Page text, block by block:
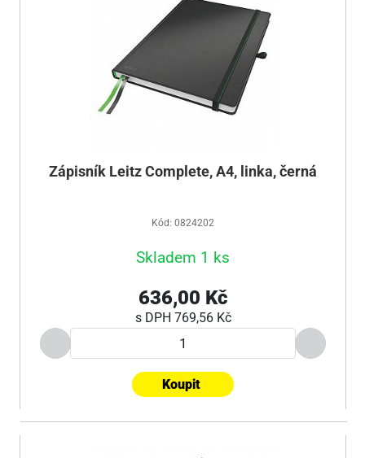
Zápisník Leitz Complete, A4, linka, černá
Kód: 0824202
Skladem 1 ks
636,00 Kč
s DPH 769,56 Kč
Koupit